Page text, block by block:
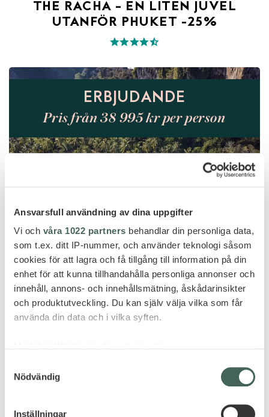
Ansvarsfull användning av dina uppgifter
Vi och våra 1022 partners behandlar din personliga data,
som t.ex. ditt IP-nummer, och använder teknologi såsom
cookies för att lagra och få tillgång till information på din
enhet för att kunna tillhandahålla personliga annonser och
innehåll, annons- och innehållsmätning, åskådarinsikter
och produktutveckling. Du kan själv välja vilka som får
använda din data och i vilka syften.
som kan ha en noggrannhet på upp till flera meter
Nödvändig
Inställningar
THE RACHA – EN LITEN JUVEL
UTANFÖR PHUKET -25%
ERBJUDANDE
Pris från 38 995 kr per person
Krabi
RAYAVADEE – RAILAY BEACH -20%
STAY OFFER
FLER HOTELL - THAILAND